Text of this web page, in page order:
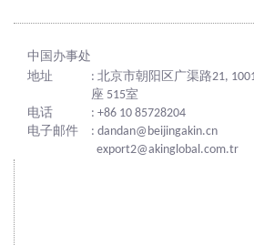
中国办事处
地址
: 北京市朝阳区广渠路21,
座 515室
电话
: +86 10 85728204
电子邮件
: dandan@beijingakin.cn
export2@akinglobal.com.tr